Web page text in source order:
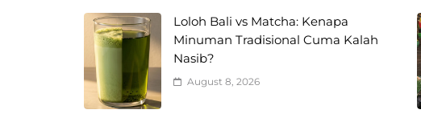
Loloh Bali vs Matcha: Kenapa
Minuman Tradisional Cuma Kalah
Nasib?
August 8, 2026